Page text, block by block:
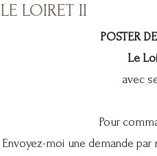
LE LOIRET II
POSTER
Le
avec
Pour
Envoyez-moi une demande par